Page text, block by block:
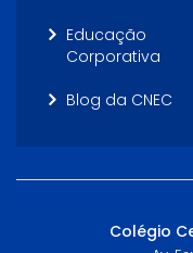
Educação
Corporativa
Blog da CNEC
Colégio